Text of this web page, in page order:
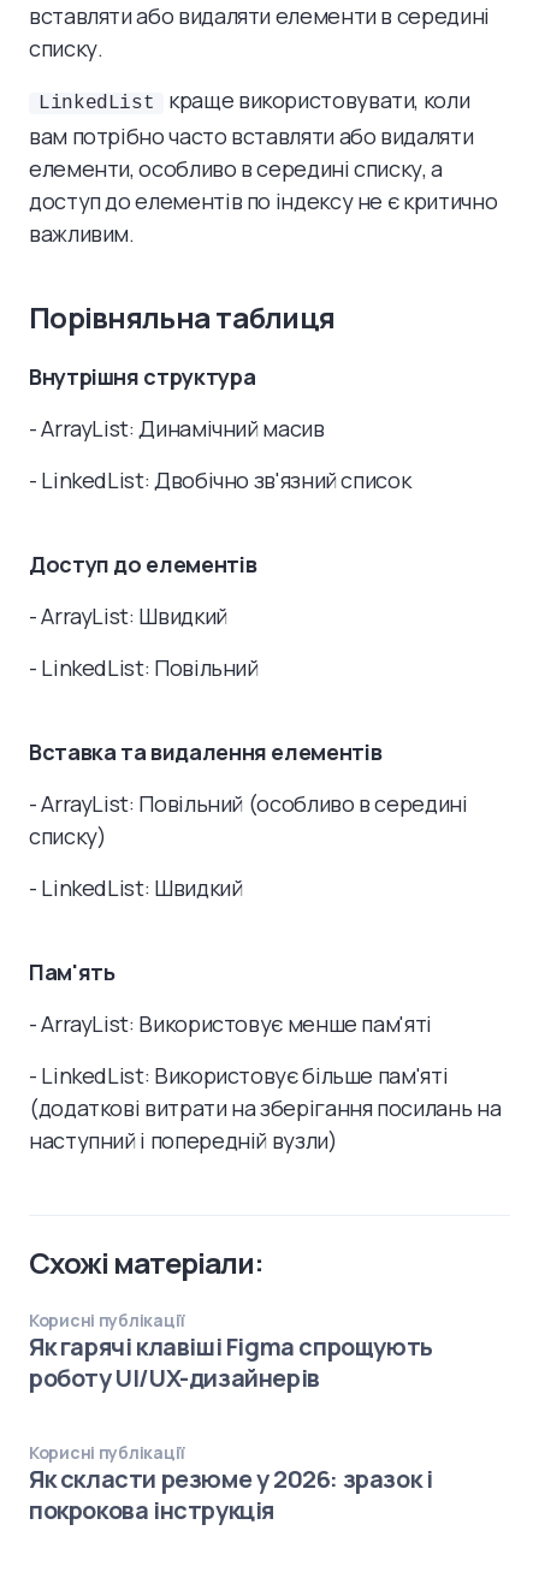
вставляти або видаляти елементи в середині
списку.
LinkedList
краще використовувати, коли
вам потрібно часто вставляти або видаляти
елементи, особливо в середині списку, а
доступ до елементів по індексу не є критично
важливим.
Порівняльна таблиця
Внутрішня структура
- ArrayList: Динамічний масив
- LinkedList: Двобічно зв'язний список
Доступ до елементів
- ArrayList: Швидкий
- LinkedList: Повільний
Вставка та видалення елементів
- ArrayList: Повільний (особливо в середині
списку)
- LinkedList: Швидкий
Пам'ять
- ArrayList: Використовує менше пам'яті
- LinkedList: Використовує більше пам'яті
(додаткові витрати на зберігання посилань на
наступний і попередній вузли)
Схожі матеріали:
Корисні публікації
Як гарячі клавіші Figma спрощують
роботу UI/UX-дизайнерів
Корисні публікації
Як скласти резюме у 2026: зразок і
покрокова інструкція